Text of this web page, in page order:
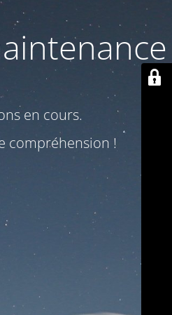
en cours.
compréhension !